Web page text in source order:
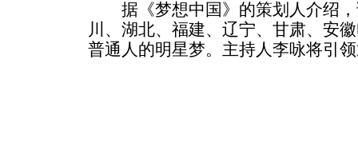
据《梦想中国》的策划人介绍，
川、湖北、福建、辽宁、甘肃、安
普通人的明星梦。主持人李咏将引